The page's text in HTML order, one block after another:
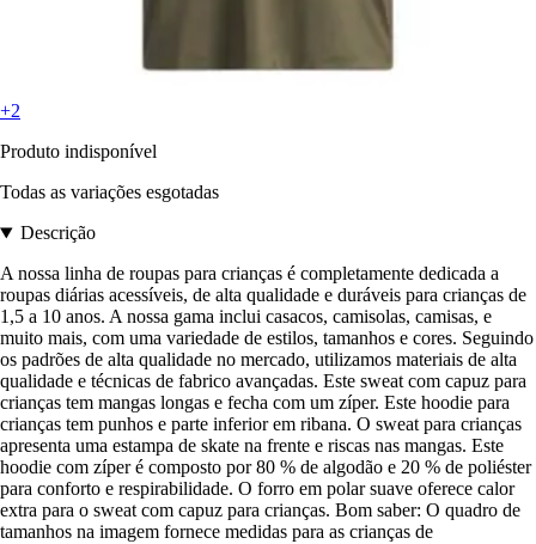
+2
Produto indisponível
Todas as variações esgotadas
Descrição
A nossa linha de roupas para crianças é completamente dedicada a
roupas diárias acessíveis, de alta qualidade e duráveis para crianças de
1,5 a 10 anos. A nossa gama inclui casacos, camisolas, camisas, e
muito mais, com uma variedade de estilos, tamanhos e cores. Seguindo
os padrões de alta qualidade no mercado, utilizamos materiais de alta
qualidade e técnicas de fabrico avançadas. Este sweat com capuz para
crianças tem mangas longas e fecha com um zíper. Este hoodie para
crianças tem punhos e parte inferior em ribana. O sweat para crianças
apresenta uma estampa de skate na frente e riscas nas mangas. Este
hoodie com zíper é composto por 80 % de algodão e 20 % de poliéster
para conforto e respirabilidade. O forro em polar suave oferece calor
extra para o sweat com capuz para crianças. Bom saber: O quadro de
tamanhos na imagem fornece medidas para as crianças de